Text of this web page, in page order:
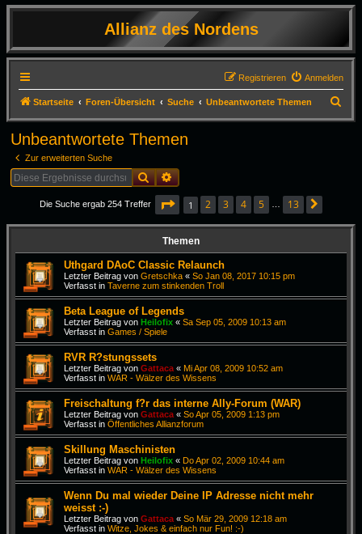
Allianz des Nordens
Anmelden
Registrieren
Startseite Foren-Übersicht Suche Unbeantwortete Themen
u
Unbeantwortete Themen
Zur erweiterten Suche
SucheErweiterte Suche
Die Suche ergab 254 Treffer Seite 1von
1 2 3 4 5 13
Themen
Uthgard DAoC Classic Relaunch
Letzter Beitrag von Gretschka « So Jan 08, 2017 10:15 pm
Verfasst in Taverne zum stinkenden Troll
Beta League of Legends
Letzter Beitrag von Heilofix « Sa Sep 05, 2009 10:13 am
Verfasst in Games / Spiele
RVR R?stungssets
Letzter Beitrag von Gattaca « Mi Apr 08, 2009 10:52 am
Verfasst in WAR - Wälzer des Wissens
Freischaltung f?r das interne Ally-Forum (WAR)
Letzter Beitrag von Gattaca « So Apr 05, 2009 1:13 pm
Verfasst in Öffentliches Allianzforum
Skillung Maschinisten
Letzter Beitrag von Heilofix « Do Apr 02, 2009 10:44 am
Verfasst in WAR - Wälzer des Wissens
Wenn Du mal wieder Deine IP Adresse nicht mehr
weisst :-)
Letzter Beitrag von Gattaca « So Mär 29, 2009 12:18 am
Verfasst in Witze, Jokes & einfach nur Fun! :-)